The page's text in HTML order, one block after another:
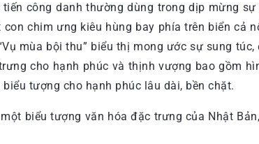
công danh thường dùng trong dịp mừng
chim ưng kiêu hùng bay phía trên biển cả
mùa bội thu” biểu thị mong ước sự sung
cho hạnh phúc và thịnh vượng bao gồm
tượng cho hạnh phúc lâu dài, bền chặt.
biểu tượng văn hóa đặc trưng của Nhật